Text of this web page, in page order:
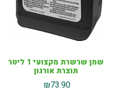
שמן שרשרת מקצועי 1 ליטר
תוצרת אורגון
₪73.90